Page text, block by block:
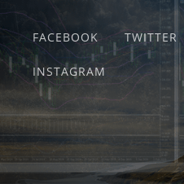
FACEBOOK TWITTER
INSTAGRAM